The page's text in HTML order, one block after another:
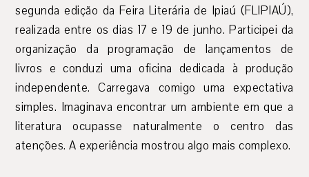
segunda edição da Feira Literária de Ipiaú (FLIPIAÚ),
realizada entre os dias 17 e 19 de junho. Participei da
organização da programação de lançamentos de
livros e conduzi uma oficina dedicada à produção
independente. Carregava comigo uma expectativa
simples. Imaginava encontrar um ambiente em que a
literatura ocupasse naturalmente o centro das
atenções. A experiência mostrou algo mais complexo.